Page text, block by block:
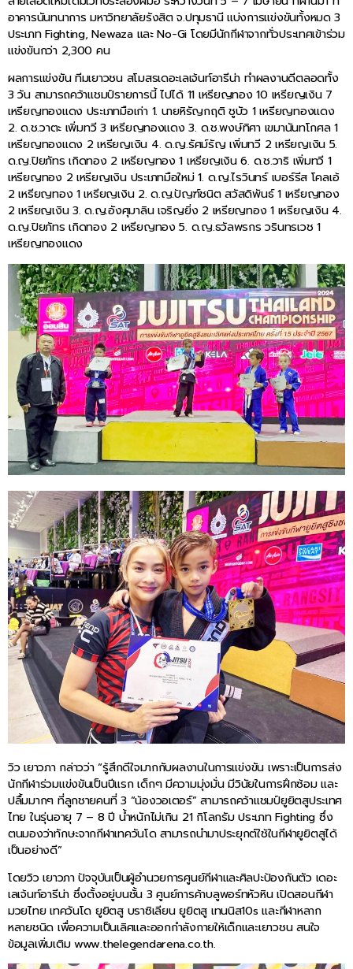
อาคารนันทนาการ มหาวิทยาลัยรังสิต จ.ปทุมธานี แบ่งการแข่งขันทั้งหมด 3
ประเภท Fighting, Newaza และ No-Gi โดยมีนักกีฬาจากทั่วประเทศเข้าร่วม
แข่งขันกว่า 2,300 คน
ผลการแข่งขัน ทีมเยาวชน สโมสรเดอะเลเจ้นท์อารีน่า ทำผลงานดีตลอดทั้ง
3 วัน สามารถคว้าแชมป์รายการนี้ ไปได้ 11 เหรียญทอง 10 เหรียญเงิน 7
เหรียญทองแดง ประเภทมือเก่า 1. นายหิรัญกฤติ ชูบัว 1 เหรียญทองแดง
2. ด.ช.วาตะ เพิ่มทวี 3 เหรียญทองแดง 3. ด.ช.พงษ์ทิศา เขมานันทโกศล 1
เหรียญทองแดง 2 เหรียญเงิน 4. ด.ญ.รัศม์รัญ เพิ่มทวี 2 เหรียญเงิน 5.
ด.ญ.ปิยภัทร เกิดทอง 2 เหรียญทอง 1 เหรียญเงิน 6. ด.ช.วาริ เพิ่มทวี 1
เหรียญทอง 2 เหรียญเงิน ประเภทมือใหม่ 1. ด.ญ.ไรวินทร์ เบอร์รีส โคลเอ้
2 เหรียญทอง 1 เหรียญเงิน 2. ด.ญ.ปัญฑ์ชนิต สวัสดิพันธ์ 1 เหรียญทอง
2 เหรียญเงิน 3. ด.ญ.อังศุมาลิน เจริญยิ่ง 2 เหรียญทอง 1 เหรียญเงิน 4.
ด.ญ.ปิยภัทร เกิดทอง 2 เหรียญทอง 5. ด.ญ.ธวัลพรกร วรินทรเวช 1
เหรียญทองแดง
วิว เยาวภา กล่าวว่า “รู้สึกดีใจมากกับผลงานในการแข่งขัน เพราะเป็นการส่ง
นักกีฬาร่วมแข่งขันเป็นปีแรก เด็กๆ มีความมุ่งมั่น มีวินัยในการฝึกซ้อม และ
ปลื้มมากๆ ที่ลูกชายคนที่ 3 “น้องวอเตอร์” สามารถคว้าแชมป์ยูยิตสูประเทศ
ไทย ในรุ่นอายุ 7 – 8 ปี น้ำหนักไม่เกิน 21 กิโลกรัม ประเภท Fighting ซึ่ง
ตนมองว่าทักษะจากกีฬาเทควันโด สามารถนำมาประยุกต์ใช้ในกีฬายูยิตสูได้
เป็นอย่างดี”
โดยวิว เยาวภา ปัจจุบันเป็นผู้อำนวยการศูนย์กีฬาและศิลปะป้องกันตัว เดอะ
เลเจ้นท์อารีน่า ซึ่งตั้งอยู่บนชั้น 3 ศูนย์การค้าบลูพอร์ทหัวหิน เปิดสอนกีฬา
มวยไทย เทควันโด ยูยิตสู บราซิเลียน ยูยิตสู เทนนิส10s และกีฬาหลาก
หลายชนิด เพื่อความเป็นเลิศและออกกำลังกายให้เด็กและเยาวชน สนใจ
ข้อมูลเพิ่มเติม www.thelegendarena.co.th.